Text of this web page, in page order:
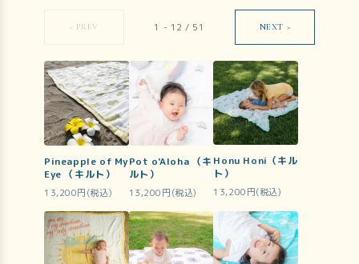
< PREV 1 - 12 / 51 NEXT >
Pineapple of My
Eye （キルト）
13,200円(税込)
Pot o'Aloha （キ
ルト）
13,200円(税込)
Honu Honi（キル
ト）
13,200円(税込)